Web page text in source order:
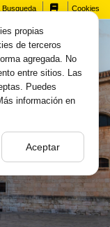
Busqueda Cookies
propias
de terceros
agregada. No
entre sitios. Las
Puedes
información en
Aceptar